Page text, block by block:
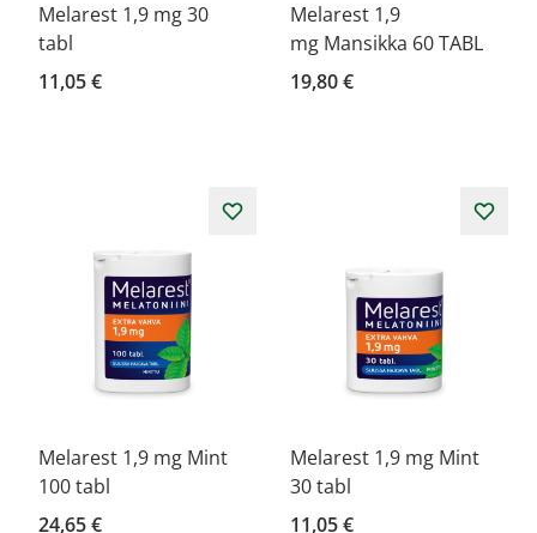
Melarest 1,9 mg 30
tabl
11,05 €
Melarest 1,9
mg Mansikka 60 TABL
19,80 €
Melarest 1,9 mg Mint
100 tabl
24,65 €
Melarest 1,9 mg Mint
30 tabl
11,05 €